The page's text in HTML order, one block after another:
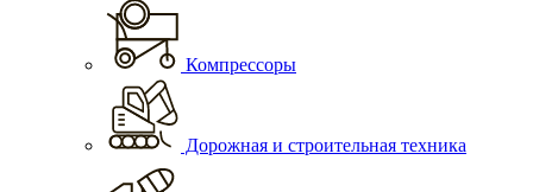
Компрессоры
Дорожная и строительная техника